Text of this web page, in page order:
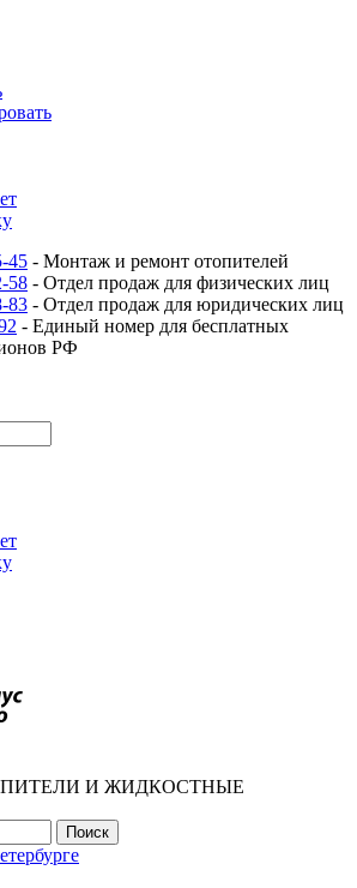
45 - Монтаж и ремонт отопителей
58 - Отдел продаж для физических лиц
83 - Отдел продаж для юридических лиц
- Единый номер для бесплатных
РФ
И ЖИДКОСТНЫЕ